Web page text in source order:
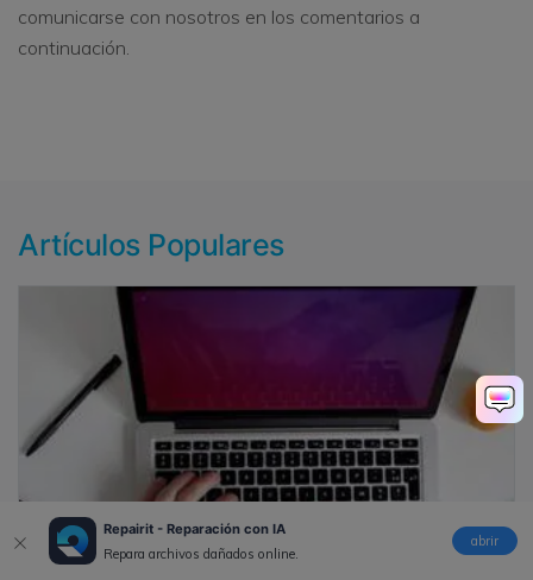
Repairit - Reparación con IA
Repara archivos dañados online.
abrir
comunicarse con nosotros en los comentarios a
continuación.
Artículos Populares